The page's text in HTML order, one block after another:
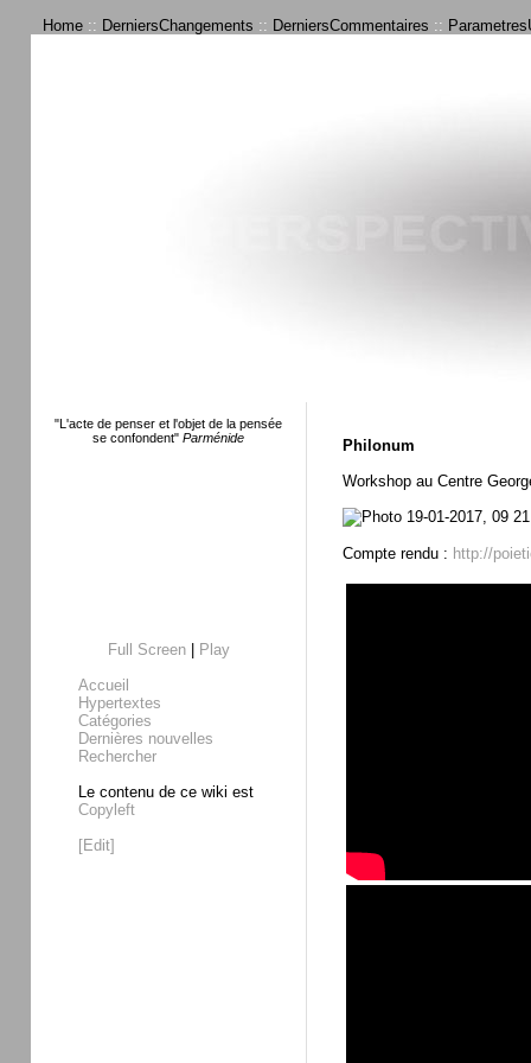
Home :: DerniersChangements :: DerniersCommentaires ::
"L'acte de penser et l'objet de la pensée
se confondent" Parménide
Full Screen|
Play
Accueil
Hypertextes
Catégories
Dernières nouvelles
Rechercher
Le contenu de ce wiki est
Copyleft
[Edit]
Philonum
Workshop au Centre
Compte rendu : http://